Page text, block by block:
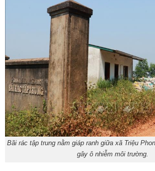
Bãi rác tập trung nằm giáp ranh giữa xã Triệu
gây ô nhiễm môi trường.